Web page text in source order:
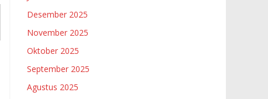
Desember 2025
November 2025
Oktober 2025
September 2025
Agustus 2025